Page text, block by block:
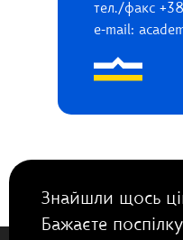
тел./факс
e-mail:
Знайшли щось
Бажаєте